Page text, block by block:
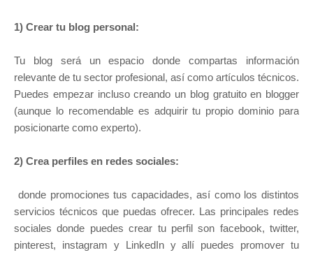
1) Crear tu blog personal:
Tu blog será un espacio donde compartas información
relevante de tu sector profesional, así como artículos técnicos.
Puedes empezar incluso creando un blog gratuito en blogger
(aunque lo recomendable es adquirir tu propio dominio para
posicionarte como experto).
2) Crea perfiles en redes sociales:
donde promociones tus capacidades, así como los distintos
servicios técnicos que puedas ofrecer. Las principales redes
sociales donde puedes crear tu perfil son facebook, twitter,
pinterest, instagram y LinkedIn y allí puedes promover tu